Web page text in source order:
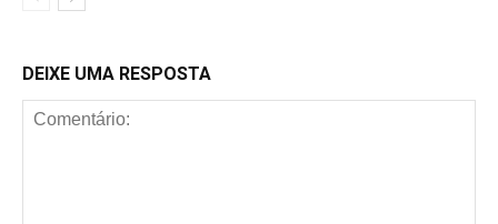
DEIXE UMA RESPOSTA